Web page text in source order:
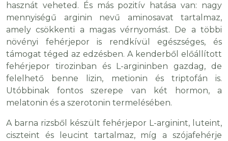
hasznát veheted. És más pozitív hatása van: nagy
mennyiségű arginin nevű aminosavat tartalmaz,
amely csökkenti a magas vérnyomást. De a többi
növényi fehérjepor is rendkívül egészséges, és
támogat téged az edzésben. A kenderből előállított
fehérjepor tirozinban és L-argininben gazdag, de
felelhető benne lizin, metionin és triptofán is.
Utóbbinak fontos szerepe van két hormon, a
melatonin és a szerotonin termelésében.
A barna rizsből készült fehérjepor L-arginint, luteint,
ciszteint és leucint tartalmaz, míg a szójafehérje